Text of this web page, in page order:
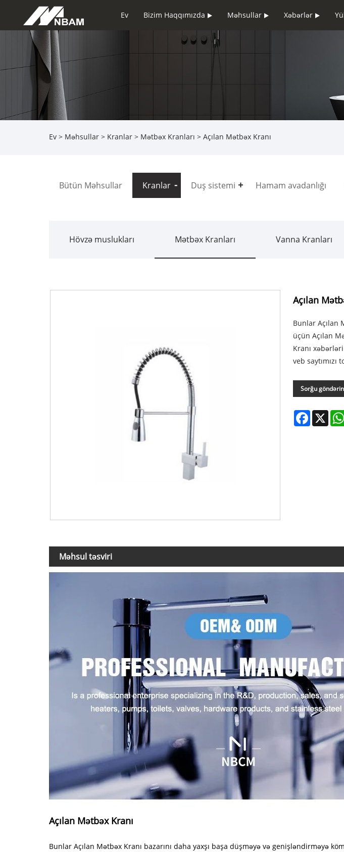
Ev Bizim Haqqımızda Məhsullar Xəbərlər
Ev > Məhsullar > Kranlar > Mətbəx Kranları > Açılan Mətbəx Kranı
Bütün Məhsullar Kranlar Duş sistemi Hamam avadanlığı
Hövzə muslukları Mətbəx Kranları Vanna Kranları
Açılan
Bunlar Açılan
üçün Açılan
Kranı
veb
Sorğu göndərin
Facebook
X
Məhsul təsviri
Açılan Mətbəx Kranı
Bunlar Açılan Mətbəx Kranı bazarını daha yaxşı başa düşməyə və genişləndirməyə